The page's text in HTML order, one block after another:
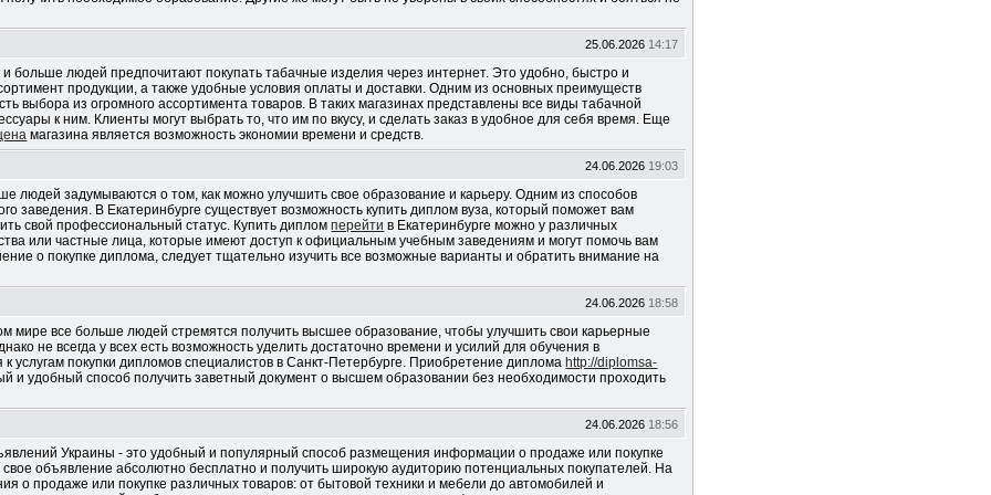
25.06.2026 14:17
больше людей предпочитают покупать табачные изделия через интернет. Это удобно, быстро и
продукции, а также удобные условия оплаты и доставки. Одним из основных преимуществ
выбора из огромного ассортимента товаров. В таких магазинах представлены все виды табачной
к ним. Клиенты могут выбрать то, что им по вкусу, и сделать заказ в удобное для себя время. Еще
магазина является возможность экономии времени и средств.
24.06.2026 19:03
людей задумываются о том, как можно улучшить свое образование и карьеру. Одним из способов
заведения. В Екатеринбурге существует возможность купить диплом вуза, который поможет вам
свой профессиональный статус. Купить дипломперейти в Екатеринбурге можно у различных
или частные лица, которые имеют доступ к официальным учебным заведениям и могут помочь вам
о покупке диплома, следует тщательно изучить все возможные варианты и обратить внимание на
24.06.2026 18:58
мире все больше людей стремятся получить высшее образование, чтобы улучшить свои карьерные
не всегда у всех есть возможность уделить достаточно времени и усилий для обучения в
покупки дипломов специалистов в Санкт-Петербурге. Приобретение диплома http://diplomsa-
и удобный способ получить заветный документ о высшем образовании без необходимости проходить
24.06.2026 18:56
Украины - это удобный и популярный способ размещения информации о продаже или покупке
свое объявление абсолютно бесплатно и получить широкую аудиторию потенциальных покупателей. На
о продаже или покупке различных товаров: от бытовой техники и мебели до автомобилей и